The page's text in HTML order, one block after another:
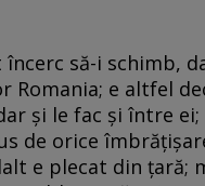
să-i schimb,
Romania; e altfel
și le fac și între
de orice
e plecat din țară;